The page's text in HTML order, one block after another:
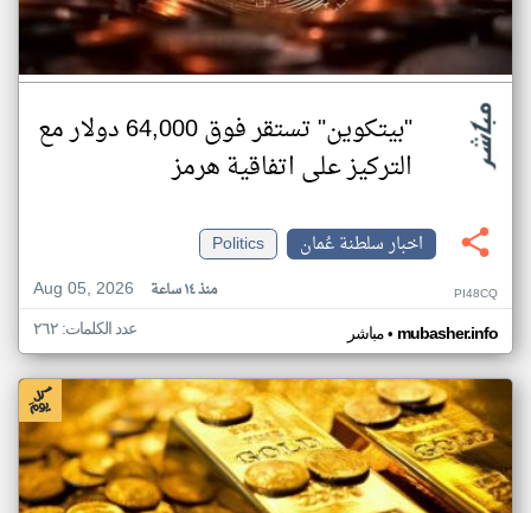
"بيتكوين" تستقر فوق 64,000 دولار مع
التركيز على اتفاقية هرمز
اخبار سلطنة عُمان
Politics
Aug 05, 2026
منذ ١٤ ساعة PI48CQ
مباشر• mubasher.info عدد الكلمات: ٢٦٢